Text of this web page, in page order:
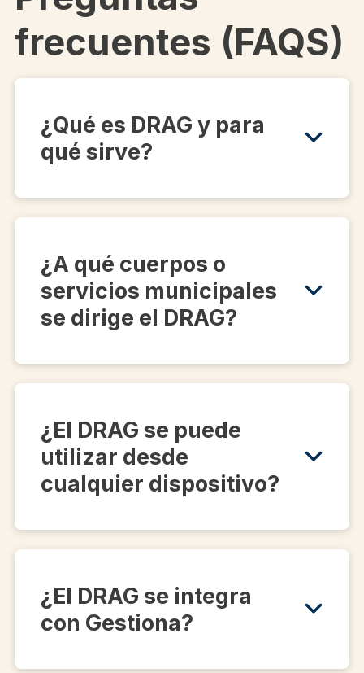
frecuentes (FAQS)
¿Qué es DRAG y para
qué sirve?
¿A qué cuerpos o
servicios municipales
se dirige el DRAG?
¿El DRAG se puede
utilizar desde
cualquier dispositivo?
¿El DRAG se integra
con Gestiona?